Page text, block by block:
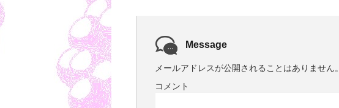
Message
メールアドレスが公開されることはありません。
コメント